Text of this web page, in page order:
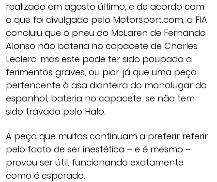
realizado em agosto último, e de acordo com
o que foi divulgado pelo Motorsport.com, a FIA
concluiu que o pneu do McLaren de Fernando
Alonso não bateria no capacete de Charles
Leclerc, mas este pode ter sido poupado a
ferimentos graves, ou pior, já que uma peça
pertencente à asa dianteira do monolugar do
espanhol, bateria no capacete, se não tem
sido travada pelo Halo.
A peça que muitos continuam a preferir referir
pelo facto de ser inestética – e é mesmo –
provou ser útil, funcionando exatamente
como é esperado.